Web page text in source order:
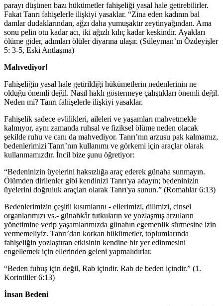
parayı düşünen bazı hükümetler fahişeliği yasal hale getirebilirler.
Fakat Tanrı fahişelerle ilişkiyi yasaklar. “Zina eden kadının bal
damlar dudaklarından, ağzı daha yumuşaktır zeytinyağından. Ama
sonu pelin otu kadar acı, iki ağızlı kılıç kadar keskindir. Ayakları
ölüme gider, adımları ölüler diyarına ulaşır. (Süleyman’ın Özdeyişler
5: 3-5, Eski Antlaşma)
Mahvediyor!
Fahişeliğin yasal hale getirildiği hükümetlerin nedenlerinin ne
olduğu önemli değil. Nasıl haklı göstermeye çalıştıkları önemli değil.
Neden mi? Tanrı fahişelerle ilişkiyi yasaklar.
Fahişelik sadece evlilikleri, aileleri ve yaşamları mahvetmekle
kalmıyor, aynı zamanda ruhsal ve fiziksel ölüme neden olacak
şekilde ruhu ve canı da mahvediyor. Tanrı’nın arzusu pak kalmamız,
bedenlerimizi Tanrı’nın kullanımı ve görkemi için araçlar olarak
kullanmamızdır. İncil bize şunu öğretiyor:
“Bedeninizin üyelerini haksızlığa araç ederek günaha sunmayın.
Ölümden dirilenler gibi kendinizi Tanrı'ya adayın; bedeninizin
üyelerini doğruluk araçları olarak Tanrı'ya sunun.” (Romalılar 6:13)
Bedenlerimizin çeşitli kısımlarını - ellerimizi, dilimizi, cinsel
organlarımızı vs.- günahkâr tutkuların ve yozlaşmış arzuların
yönetimine verip yaşamlarımızda günahın egemenlik sürmesine izin
vermemeliyiz. Tanrı’dan korkan hükümetler, toplumlarında
fahişeliğin yozlaştıran etkisinin kendine bir yer edinmesini
engellemek için ellerinden geleni yapmalıdırlar.
“Beden fuhuş için değil, Rab içindir. Rab de beden içindir.” (1.
Korintliler 6:13)
İnsan Bedeni